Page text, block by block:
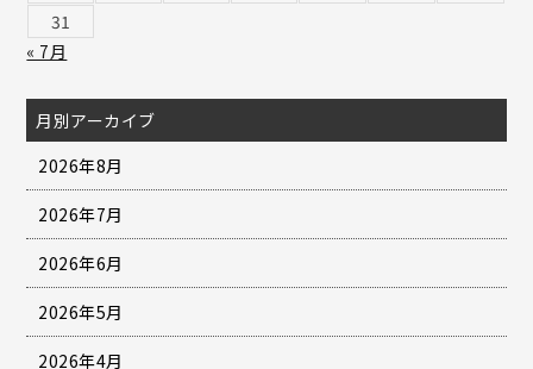
31
« 7月
月別アーカイブ
2026年8月
2026年7月
2026年6月
2026年5月
2026年4月